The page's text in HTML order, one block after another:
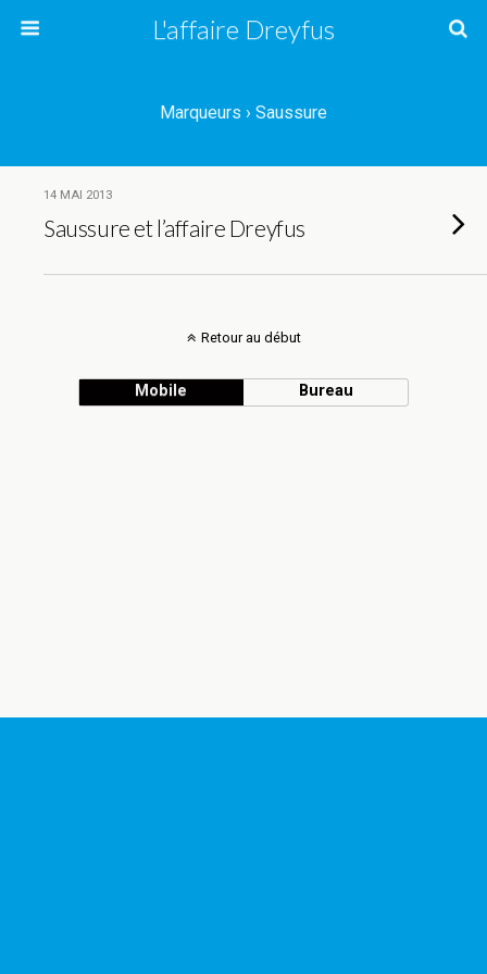
L'affaire Dreyfus
Marqueurs › Saussure
14 MAI 2013
Saussure et l’affaire Dreyfus
Retour au début
Mobile Bureau